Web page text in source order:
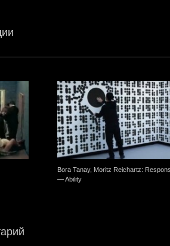
Bora Tanay, Moritz Reichartz:
— Ability